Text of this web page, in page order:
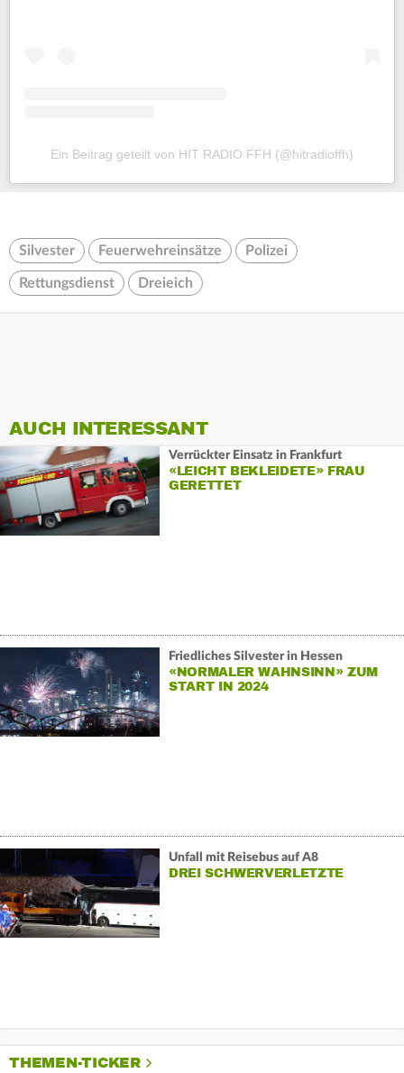
Ein Beitrag geteilt von HIT RADIO FFH (@hitradioffh)
Silvester Feuerwehreinsätze Polizei
Rettungsdienst Dreieich
AUCH INTERESSANT
Verrückter Einsatz in Frankfurt
«LEICHT BEKLEIDETE» FRAU
GERETTET
Friedliches Silvester in Hessen
«NORMALER WAHNSINN» ZUM
START IN 2024
Unfall mit Reisebus auf A8
DREI SCHWERVERLETZTE
THEMEN-TICKER